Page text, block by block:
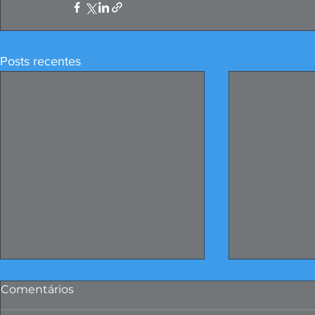
Posts recentes
Comentários